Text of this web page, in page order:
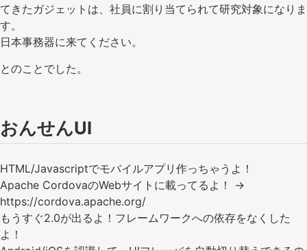
てきたガジェットは、社員に割り当てられて研究対象になりま
す。
日本事務器に来てください。
とのことでした。
おんせんUI
HTML/Javascriptでモバイルアプリ作っちゃうよ！
Apache CordovaのWebサイトに載ってるよ！ →
https://cordova.apache.org/
もうすぐ2.0が出るよ！フレームワークへの依存をなくした
よ！